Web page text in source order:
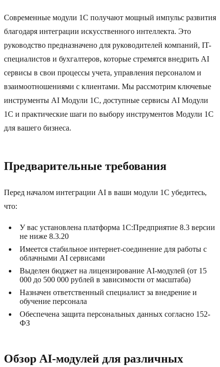
Современные модули 1C получают мощный импульс развития
благодаря интеграции искусственного интеллекта. Это
руководство предназначено для руководителей компаний, IT-
специалистов и бухгалтеров, которые стремятся внедрить AI
сервисы в свои процессы учета, управления персоналом и
взаимоотношениями с клиентами. Мы рассмотрим ключевые
инструменты AI Модули 1C, доступные сервисы AI Модули
1C и практические шаги по выбору инструментов Модули 1C
для вашего бизнеса.
Предварительные требования
Перед началом интеграции AI в ваши модули 1C убедитесь,
что:
У вас установлена платформа 1C:Предприятие 8.3 версии
не ниже 8.3.20
Имеется стабильное интернет-соединение для работы с
облачными AI сервисами
Выделен бюджет на лицензирование AI-модулей (от 15
000 до 500 000 рублей в зависимости от масштаба)
Назначен ответственный специалист за внедрение и
обучение персонала
Обеспечена защита персональных данных согласно 152-
ФЗ
Обзор AI-модулей для различных